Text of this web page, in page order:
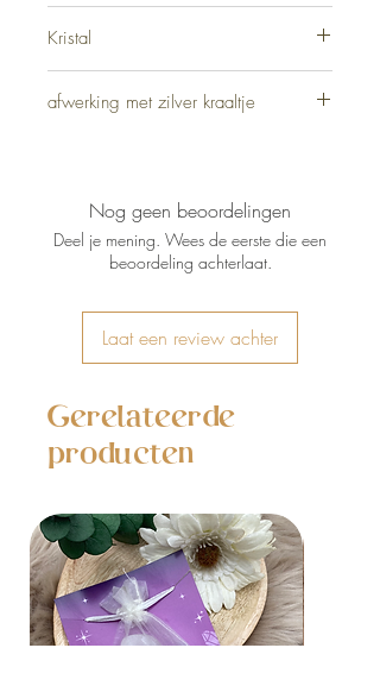
Kristal
afwerking met zilver kraaltje
Nog geen beoordelingen
Deel je mening. Wees de eerste die een
beoordeling achterlaat.
Laat een review achter
Gerelateerde
producten